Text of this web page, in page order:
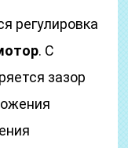
регулировка
. С
зазор